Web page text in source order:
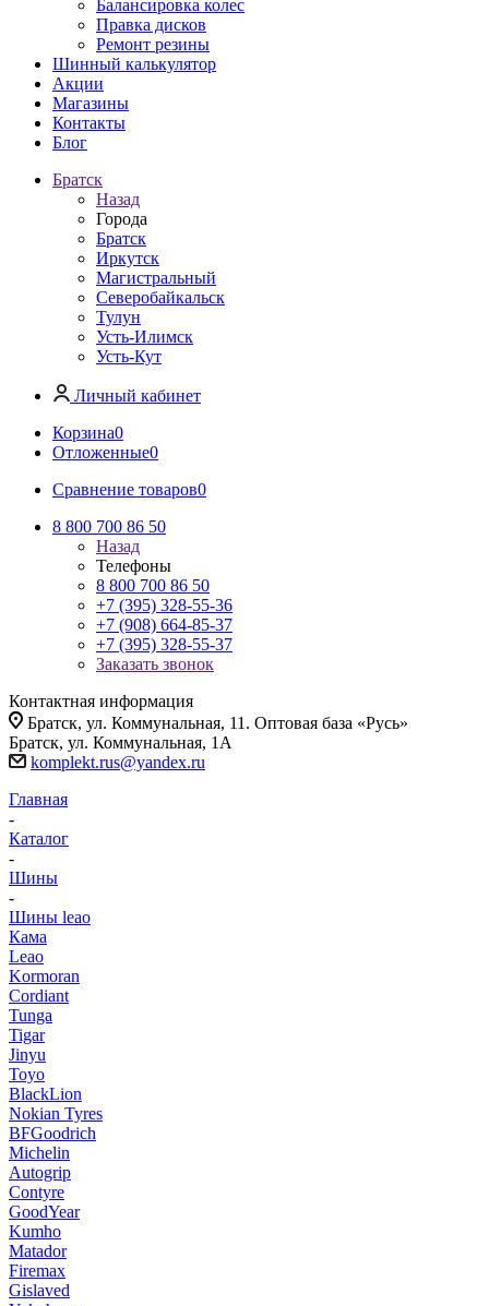
Балансировка колес
Правка дисков
Ремонт резины
Шинный калькулятор
Акции
Магазины
Контакты
Блог
Братск
Назад
Города
Братск
Иркутск
Магистральный
Северобайкальск
Тулун
Усть-Илимск
Усть-Кут
Личный кабинет
Корзина0
Отложенные0
Сравнение товаров0
8 800 700 86 50
Назад
Телефоны
8 800 700 86 50
+7 (395) 328-55-36
+7 (908) 664-85-37
+7 (395) 328-55-37
Заказать звонок
Контактная информация
Братск, ул. Коммунальная, 11. Оптовая база «Русь»
Братск, ул. Коммунальная, 1А
komplekt.rus@yandex.ru
Главная
-
Каталог
-
Шины
-
Шины leao
Кама
Leao
Kormoran
Cordiant
Tunga
Tigar
Jinyu
Toyo
BlackLion
Nokian Tyres
BFGoodrich
Michelin
Autogrip
Contyre
GoodYear
Kumho
Matador
Firemax
Gislaved